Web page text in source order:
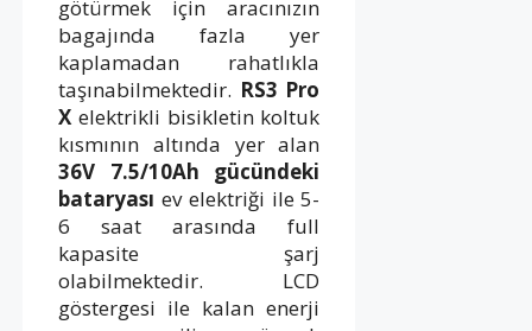
götürmek için aracınızın
bagajında fazla yer
kaplamadan rahatlıkla
taşınabilmektedir. RS3 Pro
X elektrikli bisikletin koltuk
kısmının altında yer alan
36V 7.5/10Ah gücündeki
bataryası ev elektriği ile 5-
6 saat arasında full
kapasite şarj
olabilmektedir. LCD
göstergesi ile kalan enerji